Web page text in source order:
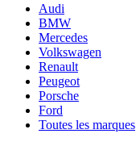
Audi
BMW
Mercedes
Volkswagen
Renault
Peugeot
Porsche
Ford
Toutes les marques